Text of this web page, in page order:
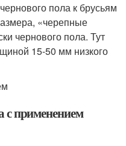
пола к брусьям
«черепные
чернового пола. Тут
15-50 мм низкого
с применением